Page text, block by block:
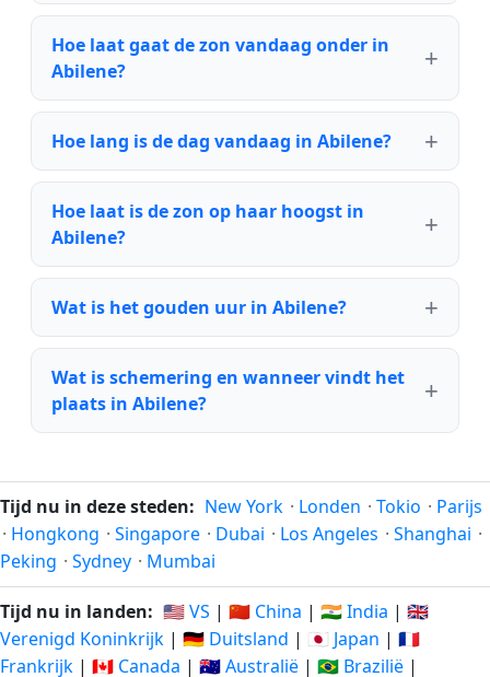
Hoe laat gaat de zon vandaag onder in
Abilene?
Hoe lang is de dag vandaag in Abilene?
Hoe laat is de zon op haar hoogst in
Abilene?
Wat is het gouden uur in Abilene?
Wat is schemering en wanneer vindt het
plaats in Abilene?
Tijd nu in deze steden: New York · Londen · Tokio · Parijs
· Hongkong · Singapore · Dubai · Los Angeles · Shanghai ·
Peking · Sydney · Mumbai
Tijd nu in landen: 🇺🇸 VS | 🇨🇳 China | 🇮🇳 India | 🇬🇧
Verenigd Koninkrijk | 🇩🇪 Duitsland | 🇯🇵 Japan | 🇫🇷
Frankrijk | 🇨🇦 Canada | 🇦🇺 Australië | 🇧🇷 Brazilië |